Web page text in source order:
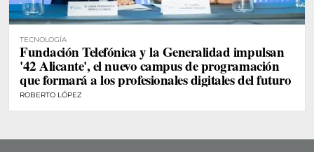
TECNOLOGÍA
Fundación Telefónica y la Generalidad impulsan
'42 Alicante', el nuevo campus de programación
que formará a los profesionales digitales del futuro
ROBERTO LÓPEZ